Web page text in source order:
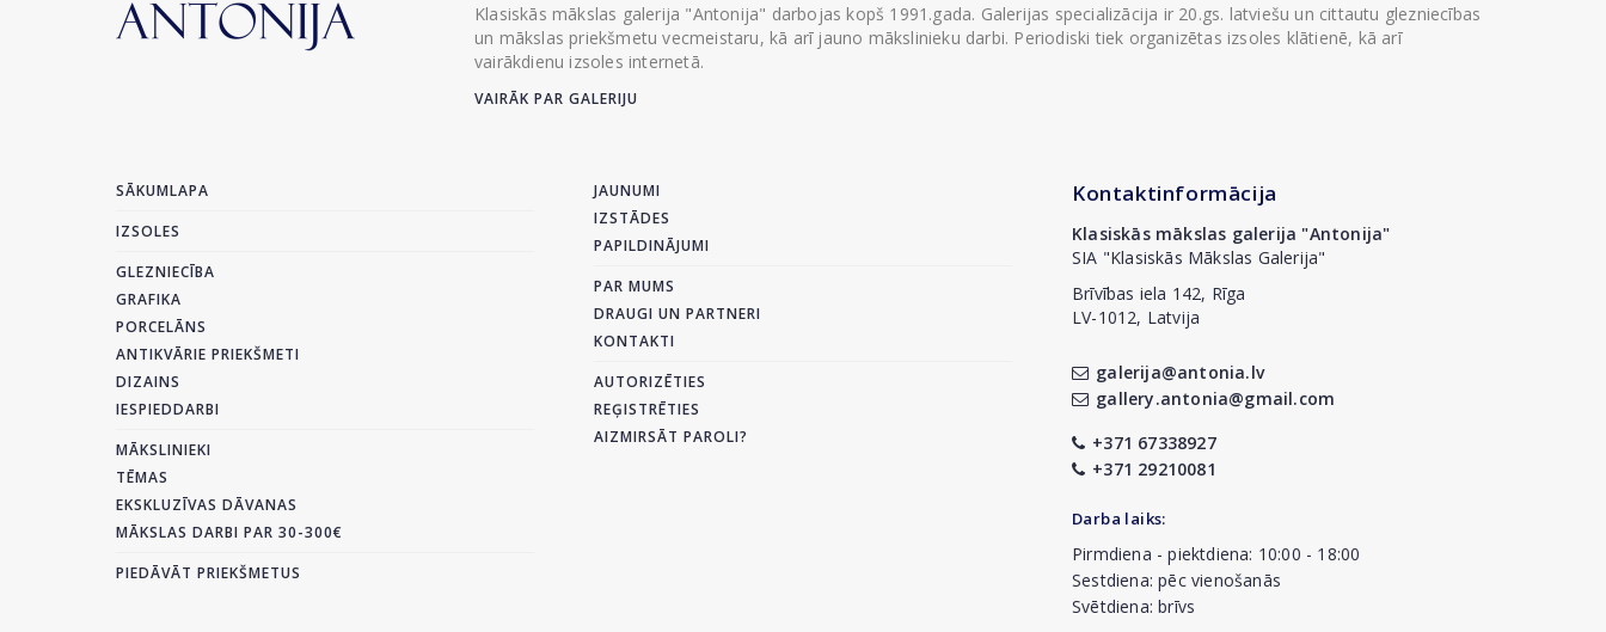
Klasiskās mākslas galerija "Antonija" darbojas kopš 1991.gada. Galerijas specializācija ir 20.gs. latviešu un cittautu glezniecības
un mākslas priekšmetu vecmeistaru, kā arī jauno mākslinieku darbi. Periodiski tiek organizētas izsoles klātienē, kā arī
vairākdienu izsoles internetā.
VAIRĀK PAR GALERIJU
SĀKUMLAPA
IZSOLES
GLEZNIECĪBA
GRAFIKA
PORCELĀNS
ANTIKVĀRIE PRIEKŠMETI
DIZAINS
IESPIEDDARBI
MĀKSLINIEKI
TĒMAS
EKSKLUZĪVAS DĀVANAS
MĀKSLAS DARBI PAR 30-300€
PIEDĀVĀT PRIEKŠMETUS
JAUNUMI
IZSTĀDES
PAPILDINĀJUMI
PAR MUMS
DRAUGI UN PARTNERI
KONTAKTI
AUTORIZĒTIES
REĢISTRĒTIES
AIZMIRSĀT PAROLI?
Kontaktinformācija
Klasiskās mākslas galerija "Antonija"
SIA "Klasiskās Mākslas Galerija"
Brīvības iela 142, Rīga
LV-1012, Latvija
galerija@antonia.lv
gallery.antonia@gmail.com
+371 67338927
+371 29210081
Darba laiks:
Pirmdiena - piektdiena: 10:00 - 18:00
Sestdiena: pēc vienošanās
Svētdiena: brīvs